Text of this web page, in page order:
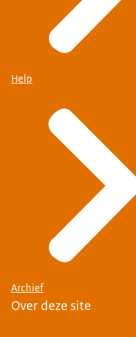
Help
Archief
Over deze site